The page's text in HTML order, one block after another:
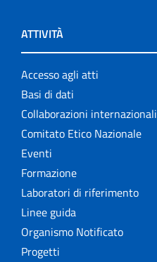
ATTIVITÀ
Accesso agli atti
Basi di dati
Collaborazioni internazionali
Comitato Etico Nazionale
Eventi
Formazione
Laboratori di riferimento
Linee guida
Organismo Notificato
Progetti